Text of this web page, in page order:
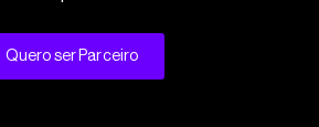
Quero ser Parceiro